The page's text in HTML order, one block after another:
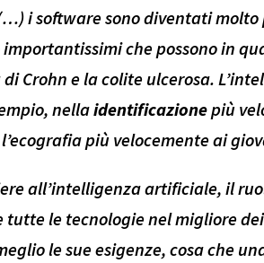
i software sono diventati
che possono in
Crohn e la colite ulcerosa.
nellaidentificazionepiù
l’ecografia più velocemente ai
all’intelligenza artificiale, il
le tecnologie nel migliore
le sue esigenze, cosa che